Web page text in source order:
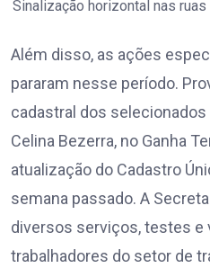
Sinalização horizontal nas
Além disso, as ações
pararam nesse período.
cadastral dos
Celina Bezerra, no Ganha
atualização do Cadastro
semana passado. A
diversos serviços, testes e
trabalhadores do setor de